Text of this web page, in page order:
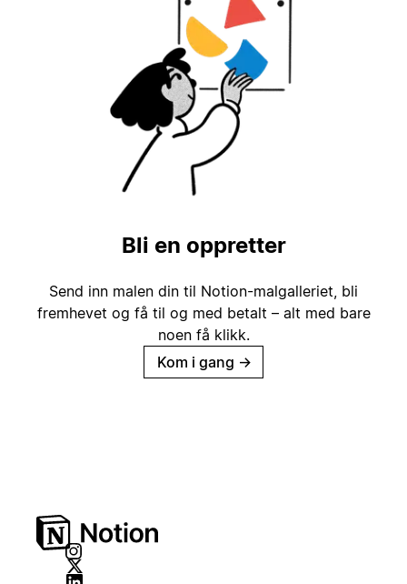
Bli en oppretter
Send inn malen din til Notion-malgalleriet, bli
fremhevet og få til og med betalt – alt med bare
noen få klikk.
Kom i gang →